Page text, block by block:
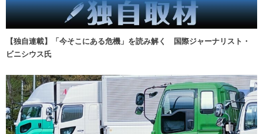
【独自連載】「今そこにある危機」を読み解く 国際ジャーナリスト・
ビニシウス氏